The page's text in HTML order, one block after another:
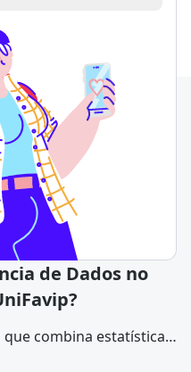
de Dados no
que combina estatística,